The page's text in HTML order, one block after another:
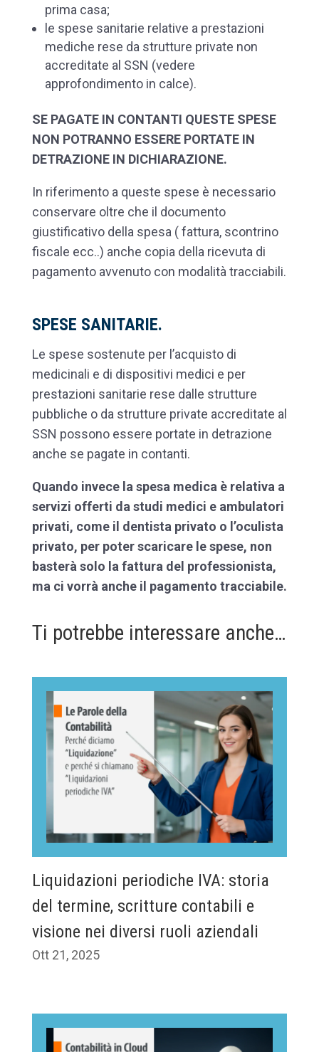
prima casa;
le spese sanitarie relative a prestazioni
mediche rese da strutture private non
accreditate al SSN (vedere
approfondimento in calce).
SE PAGATE IN CONTANTI QUESTE SPESE
NON POTRANNO ESSERE PORTATE IN
DETRAZIONE IN DICHIARAZIONE.
In riferimento a queste spese è necessario
conservare oltre che il documento
giustificativo della spesa ( fattura, scontrino
fiscale ecc..) anche copia della ricevuta di
pagamento avvenuto con modalità tracciabili.
SPESE SANITARIE.
Le spese sostenute per l’acquisto di
medicinali e di dispositivi medici e per
prestazioni sanitarie rese dalle strutture
pubbliche o da strutture private accreditate al
SSN possono essere portate in detrazione
anche se pagate in contanti.
Quando invece la spesa medica è relativa a
servizi offerti da studi medici e ambulatori
privati, come il dentista privato o l’oculista
privato, per poter scaricare le spese, non
basterà solo la fattura del professionista,
ma ci vorrà anche il pagamento tracciabile.
Ti potrebbe interessare anche…
Liquidazioni periodiche IVA: storia
del termine, scritture contabili e
visione nei diversi ruoli aziendali
Ott 21, 2025